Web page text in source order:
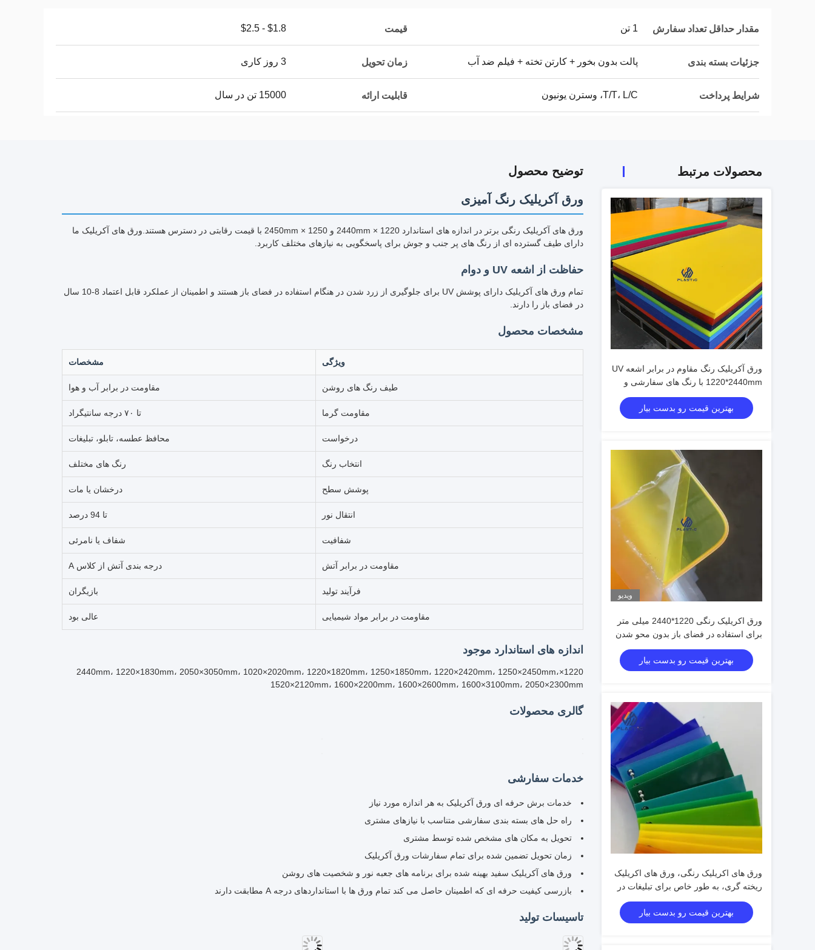
مقدار حداقل تعداد سفارش 1 تن قیمت $1.8 - $2.5
جزئیات بسته بندی پالت بدون بخور + کارتن تخته + فیلم ضد آب زمان تحویل 3 روز کاری
شرایط پرداخت T/T، L/C، وسترن یونیون قابلیت ارائه 15000 تن در سال
محصولات مرتبط
ورق آکریلیک رنگ مقاوم در برابر اشعه UV
1220*2440mm با رنگ های سفارشی و
بهترین قیمت
بهترین قیمت رو بدست بیار
ویدیو
ورق اکریلیک رنگی 1220*2440 میلی متر
برای استفاده در فضای باز بدون محو شدن
بهترین قیمت رو بدست بیار
ورق های اکریلیک رنگی، ورق های اکریلیک
ریخته گری، به طور خاص برای تبلیغات در
فضای باز
بهترین قیمت رو بدست بیار
توضیح محصول
ورق آکریلیک رنگ آمیزی
ورق های آکریلیک رنگی برتر در اندازه های استاندارد 1220 × 2440mm و 1250 × 2450mm با قیمت رقابتی در دسترس هستند.ورق های آکریلیک ما
دارای طیف گسترده ای از رنگ های پر جنب و جوش برای پاسخگویی به نیازهای مختلف کاربرد.
حفاظت از اشعه UV و دوام
تمام ورق های آکریلیک دارای پوشش UV برای جلوگیری از زرد شدن در هنگام استفاده در فضای باز هستند و اطمینان از عملکرد قابل اعتماد 8-10 سال
در فضای باز را دارند.
مشخصات محصول
ویژگی مشخصات
طیف رنگ های روشن مقاومت در برابر آب و هوا
مقاومت گرما تا ۷۰ درجه سانتیگراد
درخواست محافظ عطسه، تابلو، تبلیغات
انتخاب رنگ رنگ های مختلف
پوشش سطح درخشان یا مات
انتقال نور تا 94 درصد
شفافیت شفاف یا نامرئی
مقاومت در برابر آتش درجه بندی آتش از کلاس A
فرآیند تولید بازیگران
مقاومت در برابر مواد شیمیایی عالی بود
اندازه های استاندارد موجود
1220×2440mm، 1220×1830mm، 2050×3050mm، 1020×2020mm، 1220×1820mm، 1250×1850mm، 1220×2420mm، 1250×2450mm،
1520×2120mm، 1600×2200mm، 1600×2600mm، 1600×3100mm، 2050×2300mm
گالری محصولات